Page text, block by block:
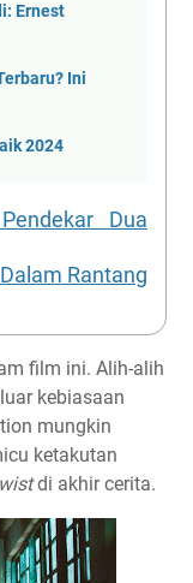
Ernest
Ini
2024
Dua
Rantang
film ini. Alih-alih
kebiasaan
mungkin
ketakutan
di akhir cerita.